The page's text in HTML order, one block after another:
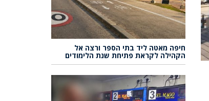
חיפה מאטה ליד בתי הספר ורצה אל
הקהילה לקראת פתיחת שנת הלימודים